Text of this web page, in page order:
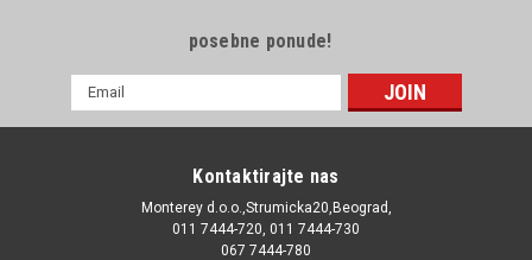
posebne ponude!
mail
Kontaktirajte nas
Monterey d.o.o.,Strumicka20,Beograd,
011 7444-720, 011 7444-730
067 7444-780